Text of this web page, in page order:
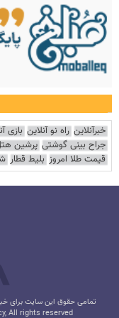
خبرآنلاین راه نو آنلاین بازی
جراح بینی گوشتی پرشین
قیمت طلا امروز بلیط قطار
تمامی حقوق این سایت برای
All rights reserved